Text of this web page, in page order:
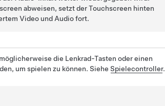
abweisen, setzt der Touchscreen hinten
Video und Audio fort.
die Lenkrad-Tasten oder einen
um spielen zu können. Siehe Spielecontroller.